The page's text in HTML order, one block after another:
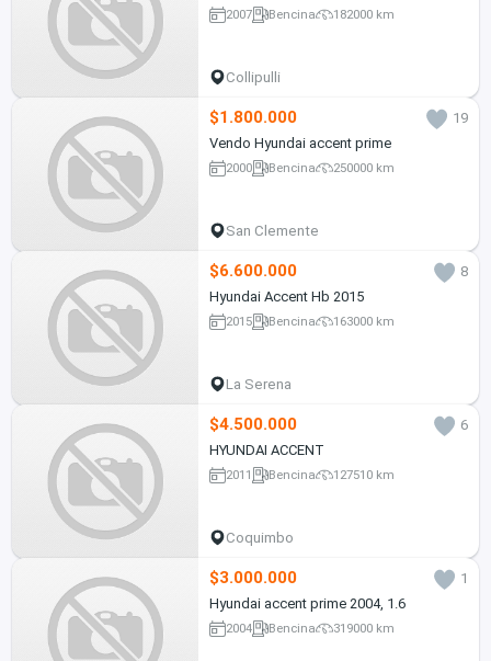
2007 Bencina 182000 km
Collipulli
$1.800.000
19
Vendo Hyundai accent prime
2000 Bencina 250000 km
San Clemente
$6.600.000
8
Hyundai Accent Hb 2015
2015 Bencina 163000 km
La Serena
$4.500.000
6
HYUNDAI ACCENT
2011 Bencina 127510 km
Coquimbo
$3.000.000
1
Hyundai accent prime 2004, 1.6
2004 Bencina 319000 km